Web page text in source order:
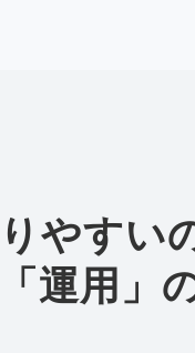
やすい
運用」